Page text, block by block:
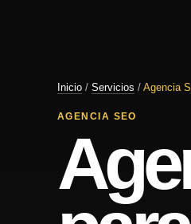
Inicio / Servicios / Agencia
AGENCIA SEO